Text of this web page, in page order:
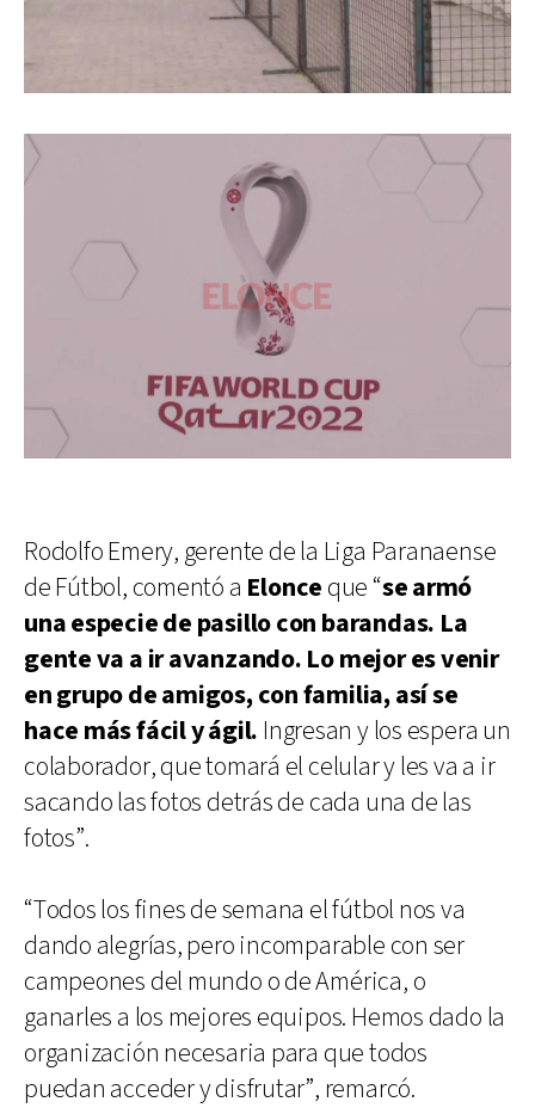
Rodolfo Emery, gerente de la Liga Paranaense
de Fútbol, comentó a Elonce que “se armó
una especie de pasillo con barandas. La
gente va a ir avanzando. Lo mejor es venir
en grupo de amigos, con familia, así se
hace más fácil y ágil. Ingresan y los espera un
colaborador, que tomará el celular y les va a ir
sacando las fotos detrás de cada una de las
fotos”.
“Todos los fines de semana el fútbol nos va
dando alegrías, pero incomparable con ser
campeones del mundo o de América, o
ganarles a los mejores equipos. Hemos dado la
organización necesaria para que todos
puedan acceder y disfrutar”, remarcó.